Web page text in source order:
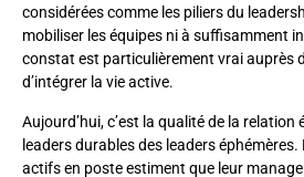
considérées comme les piliers du
mobiliser les équipes ni à suffisamment
constat est particulièrement vrai auprès
d’intégrer la vie active.
Aujourd’hui, c’est la qualité de la
leaders durables des leaders éphémères.
actifs en poste estiment que leur